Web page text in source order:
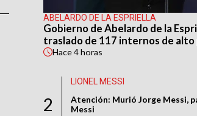
ABELARDO DE LA ESPRIELLA
Gobierno de Abelardo de la
traslado de 117 internos de
Hace4 horas
2
LIONEL MESSI
Atención: Murió Jorge Messi,
Messi